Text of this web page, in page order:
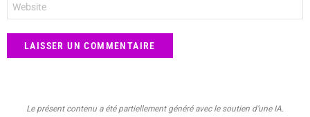
web
Le présent contenu a été partiellement généré avec le soutien d’une IA.